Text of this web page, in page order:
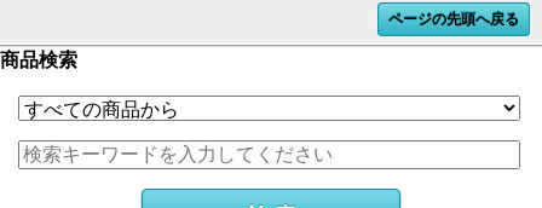
ページの先頭へ戻る
商品検索